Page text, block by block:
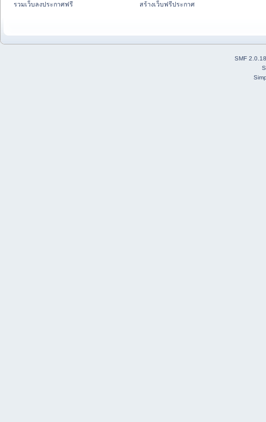
รวมเว็บลงประกาศฟรี
สร้างเว็บฟรีประกาศ
SMF 2.0.18